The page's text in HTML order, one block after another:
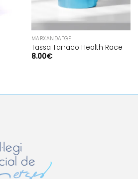
MARXANDATGE
Tassa Tarraco Health Race
8.00€